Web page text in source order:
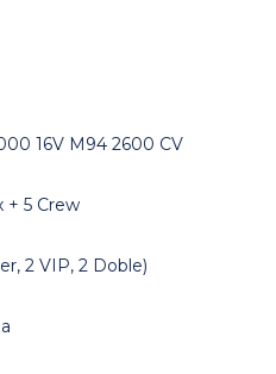
16V M94 2600 CV
+ 5 Crew
2 VIP, 2 Doble)